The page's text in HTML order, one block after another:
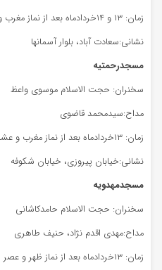
زمان: ۱۳ و ۱۴خردادماه بعد از نماز مغرب و عشا
نشانی:سعادت آباد، بلوار آسمانها
مسجدرحمتیه
سخنران: حجت الاسلام موسوی واعظ
مداح:سیدمحمد قاضوی
زمان: ۱۳خردادماه بعد از نماز مغرب و عشا
نشانی:خیابان پیروزی، خیابان شکوفه
مسجدمهدویه
سخنران: حجت الاسلام حامدکاشانی
مداح:مهدی اقدم نژاد، حنیف طاهری
زمان: ۱۳خردادماه بعد از نماز ظهر و عصر